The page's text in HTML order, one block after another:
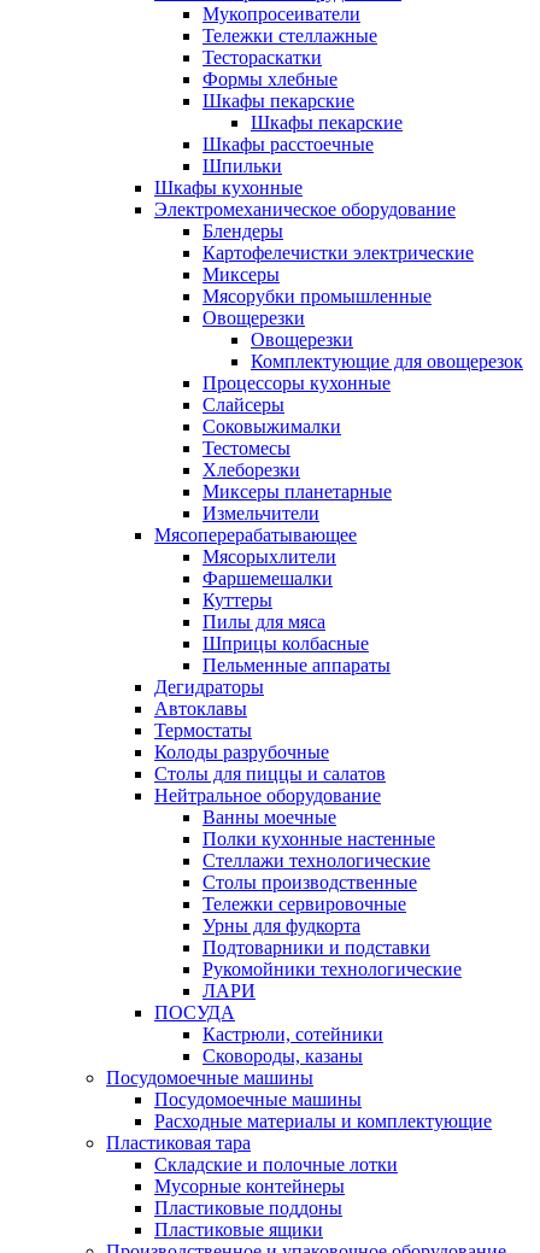
Мукопросеиватели
Тележки стеллажные
Тестораскатки
Формы хлебные
Шкафы пекарские
Шкафы пекарские
Шкафы расстоечные
Шпильки
Шкафы кухонные
Электромеханическое оборудование
Блендеры
Картофелечистки электрические
Миксеры
Мясорубки промышленные
Овощерезки
Овощерезки
Комплектующие для овощерезок
Процессоры кухонные
Слайсеры
Соковыжималки
Тестомесы
Хлеборезки
Миксеры планетарные
Измельчители
Мясоперерабатывающее
Мясорыхлители
Фаршемешалки
Куттеры
Пилы для мяса
Шприцы колбасные
Пельменные аппараты
Дегидраторы
Автоклавы
Термостаты
Колоды разрубочные
Столы для пиццы и салатов
Нейтральное оборудование
Ванны моечные
Полки кухонные настенные
Стеллажи технологические
Столы производственные
Тележки сервировочные
Урны для фудкорта
Подтоварники и подставки
Рукомойники технологические
ЛАРИ
ПОСУДА
Кастрюли, сотейники
Сковороды, казаны
Посудомоечные машины
Посудомоечные машины
Расходные материалы и комплектующие
Пластиковая тара
Складские и полочные лотки
Мусорные контейнеры
Пластиковые поддоны
Пластиковые ящики